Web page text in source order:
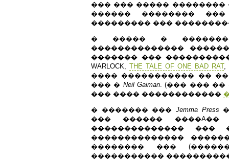
��� ��� ����� ��������
������ ��������
��������� ���
� ����� �
��������������
������� ��� ����������
WARLOCK, THE TALE OF ONE BAD RAT,
���� ����������� ��
��� � Neil Gaiman. (��� ���
��� ���� ������������
� ������� ��� Jemma Press
��� ������
��������������
��������������
�������� ���
�����������